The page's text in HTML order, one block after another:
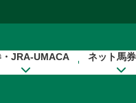
・JRA-UMACA ネット馬